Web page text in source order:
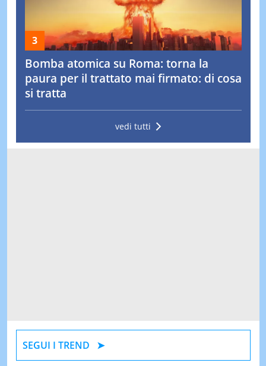
Bomba atomica su Roma: torna la
paura per il trattato mai firmato: di cosa
si tratta
vedi tutti
SEGUI I TREND